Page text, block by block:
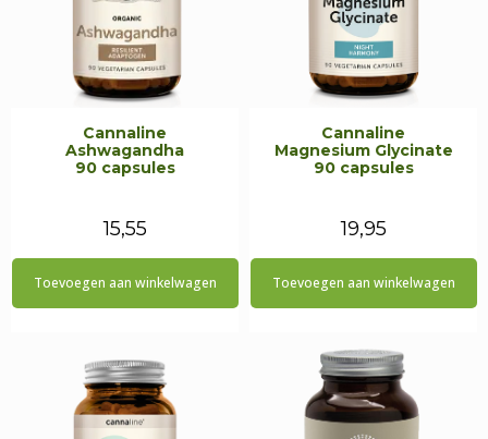
Cannaline
Ashwagandha
90 capsules
15,55
Toevoegen aan winkelwagen
Cannaline
Magnesium Glycinate
90 capsules
19,95
Toevoegen aan winkelwagen